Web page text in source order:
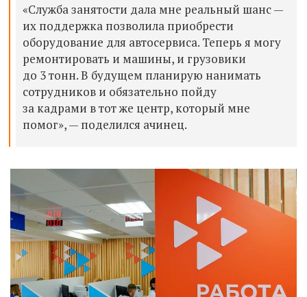
«Служба занятости дала мне реальный шанс —
их поддержка позволила приобрести
оборудование для автосервиса. Теперь я могу
ремонтировать и машины, и грузовики
до 3 тонн. В будущем планирую нанимать
сотрудников и обязательно пойду
за кадрами в тот же центр, который мне
помог», — поделился ачинец.